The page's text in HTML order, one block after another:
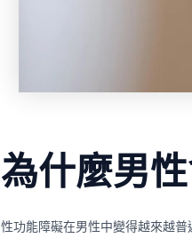
為什麼男
性功能障礙在男性中變得越來越